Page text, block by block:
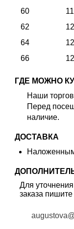
60
62
64
66
ГДЕ МОЖНО
Наши
Перед
наличие.
ДОСТАВКА
Для
заказа